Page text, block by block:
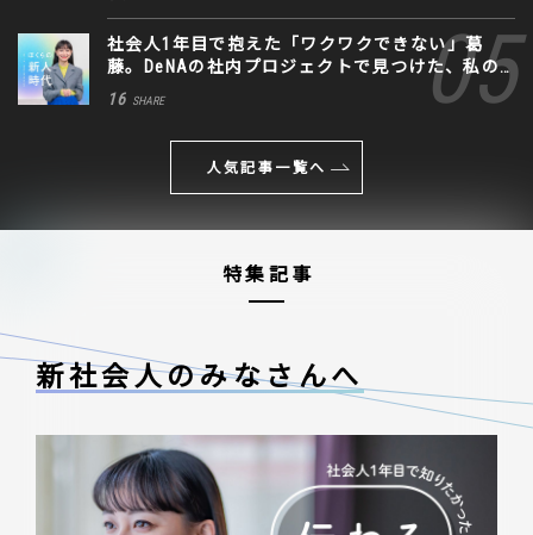
社会人1年目で抱えた「ワクワクできない」葛
藤。DeNAの社内プロジェクトで見つけた、私の
生きる道
16 SHARE
人気記事一覧へ
特集記事
新社会人のみなさんへ